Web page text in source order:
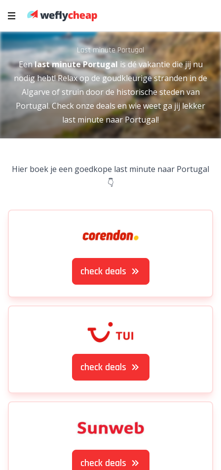
Last minute Portugal
Eenlast minute Portugal is dé vakantie die jij nu
nodig hebt! Relax op de goudkleurige stranden in de
Algarve of struin door de historische steden van
Portugal. Check onze deals en wie weet ga jij lekker
last minute naar Portugal!
Hier boek je een goedkope last minute naar Portugal
👇
check deals
check deals
check deals